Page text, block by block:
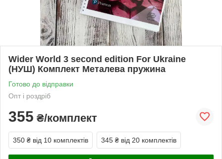
Wider World 3 second edition For Ukraine
(НУШ) Комплект Металева пружина
Готово до відправки
Опт і роздріб
355 ₴/комплект
350 ₴ від 10 комплектів 345 ₴ від 20 комплектів